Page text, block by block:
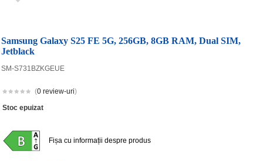
Samsung Galaxy S25 FE 5G, 256GB, 8GB RAM, Dual SIM,
Jetblack
SM-S731BZKGEUE
(0 review-uri)
Stoc epuizat
Fișa cu informații despre produs